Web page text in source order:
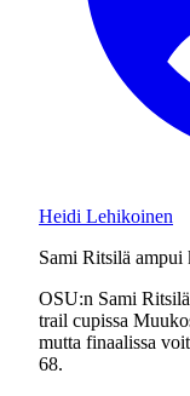
Heidi Lehikoinen
Sami Ritsilä ampui
OSU:n Sami
trail cupissa
mutta finaalissa
68.